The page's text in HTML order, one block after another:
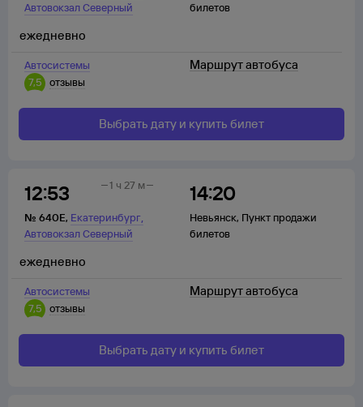
Автовокзал Северный
билетов
Автосистемы
7,5
отзывы
ежедневно
Маршрут автобуса
Выбрать дату и купить билет
12:53
№ 640Е, Екатеринбург,
Автовокзал Северный
14:20
Невьянск, Пункт продажи
билетов
1 ч 27 м
Автосистемы
7,5
отзывы
ежедневно
Маршрут автобуса
Выбрать дату и купить билет